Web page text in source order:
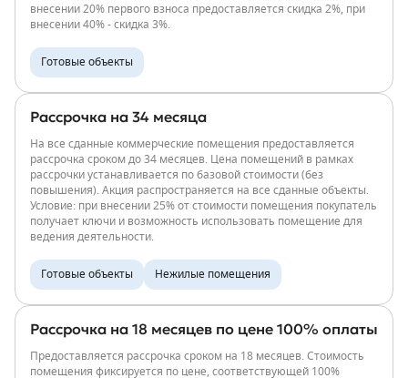
внесении 20% первого взноса предоставляется скидка 2%, при
внесении 40% - скидка 3%.
Готовые объекты
Рассрочка на 34 месяца
На все сданные коммерческие помещения предоставляется
рассрочка сроком до 34 месяцев. Цена помещений в рамках
рассрочки устанавливается по базовой стоимости (без
повышения). Акция распространяется на все сданные объекты.
Условие: при внесении 25% от стоимости помещения покупатель
получает ключи и возможность использовать помещение для
ведения деятельности.
Готовые объекты Нежилые помещения
Рассрочка на 18 месяцев по цене 100% оплаты
Предоставляется рассрочка сроком на 18 месяцев. Стоимость
помещения фиксируется по цене, соответствующей 100%